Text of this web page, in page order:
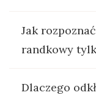
Jak
randkowy
Dlaczego